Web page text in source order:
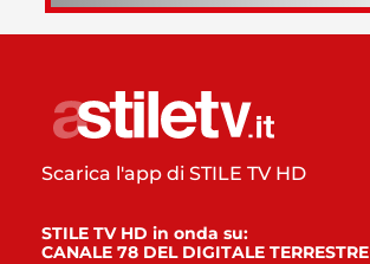
Scarica l'app di STILE TV HD
STILE TV HD in onda su:
CANALE 78 DEL DIGITALE TERRESTRE